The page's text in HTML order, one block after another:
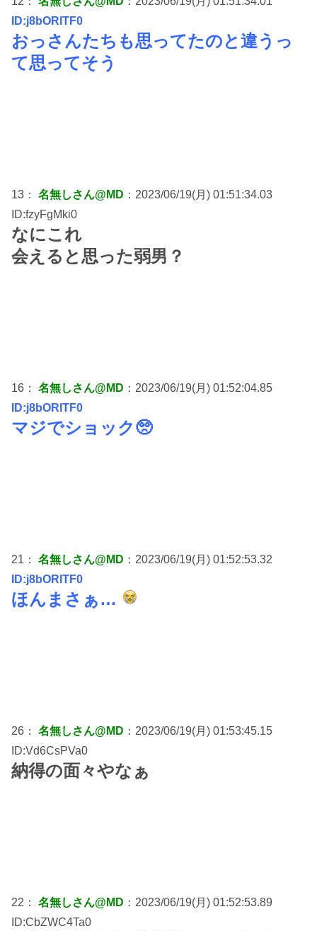
ID:j8bORlTF0
おっさんたちも思ってたのと違うっ
て思ってそう
13： 名無しさん@MD ：2023/06/19(月) 01:51:34.03
ID:fzyFgMki0
なにこれ
会えると思った弱男？
16： 名無しさん@MD ：2023/06/19(月) 01:52:04.85
ID:j8bORlTF0
マジでショック🥺
21： 名無しさん@MD ：2023/06/19(月) 01:52:53.32
ID:j8bORlTF0
ほんまさぁ…
26： 名無しさん@MD ：2023/06/19(月) 01:53:45.15
ID:Vd6CsPVa0
納得の面々やなぁ
22： 名無しさん@MD ：2023/06/19(月) 01:52:53.89
ID:CbZWC4Ta0